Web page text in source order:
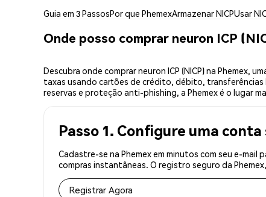
Guia em 3 PassosPor que PhemexArmazenar NICPUsar
Onde posso comprar neuron ICP
Descubra onde comprar neuron ICP (NICP) na Phemex,
taxas usando cartões de crédito, débito, transferências
reservas e proteção anti-phishing, a Phemex é o lugar
Passo 1. Configure uma
Cadastre-se na Phemex em minutos com seu e-mail
compras instantâneas. O registro seguro da
Registrar Agora